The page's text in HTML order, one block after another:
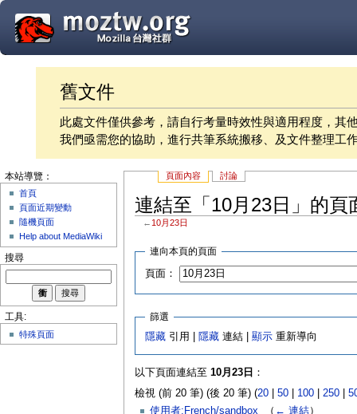
舊文件
此處文件僅供參考，請自行考量時效性與適用程度，其
我們亟需您的協助，進行共筆系統搬移、及文件整理工
頁面內容 討論
連結至「10月23日」的頁
← 10月23日
連向本頁的頁面
頁面：
篩選
隱藏 引用 | 隱藏 連結 |顯示 重新導向
以下頁面連結至 10月23日 ：
檢視 (前 20 筆) (後 20 筆) (20| 50| 100| 250|
使用者:French/sandbox‎ （ ← 連結）
本站導覽：
首頁
頁面近期變動
隨機頁面
Help about MediaWiki
搜尋
工具:
特殊頁面